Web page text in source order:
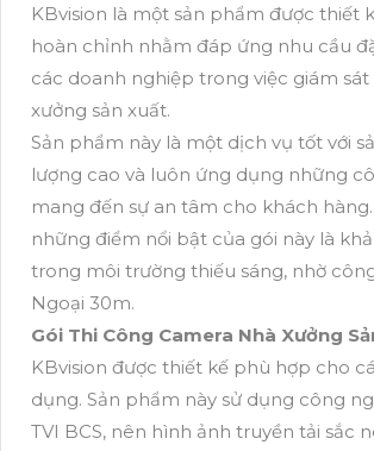
KBvision là một sản phẩm được thiết
hoàn chỉnh nhằm đáp ứng nhu cầu
các doanh nghiệp trong việc giám sát
xưởng sản xuất.
Sản phẩm này là một dịch vụ tốt với
lượng cao và luôn ứng dụng những
mang đến sự an tâm cho khách
những điểm nổi bật của gói này là
trong môi trường thiếu sáng, nhờ
Ngoại 30m.
Gói Thi Công Camera Nhà Xưởng
KBvision được thiết kế phù hợp cho
dụng. Sản phẩm này sử dụng công
TVI BCS, nên hình ảnh truyền tải sắc